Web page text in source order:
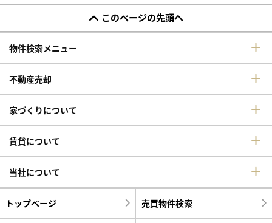
このページの先頭へ
物件検索メニュー
不動産売却
家づくりについて
賃貸について
当社について
トップページ 売買物件検索